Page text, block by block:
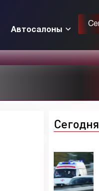
Автосалоны